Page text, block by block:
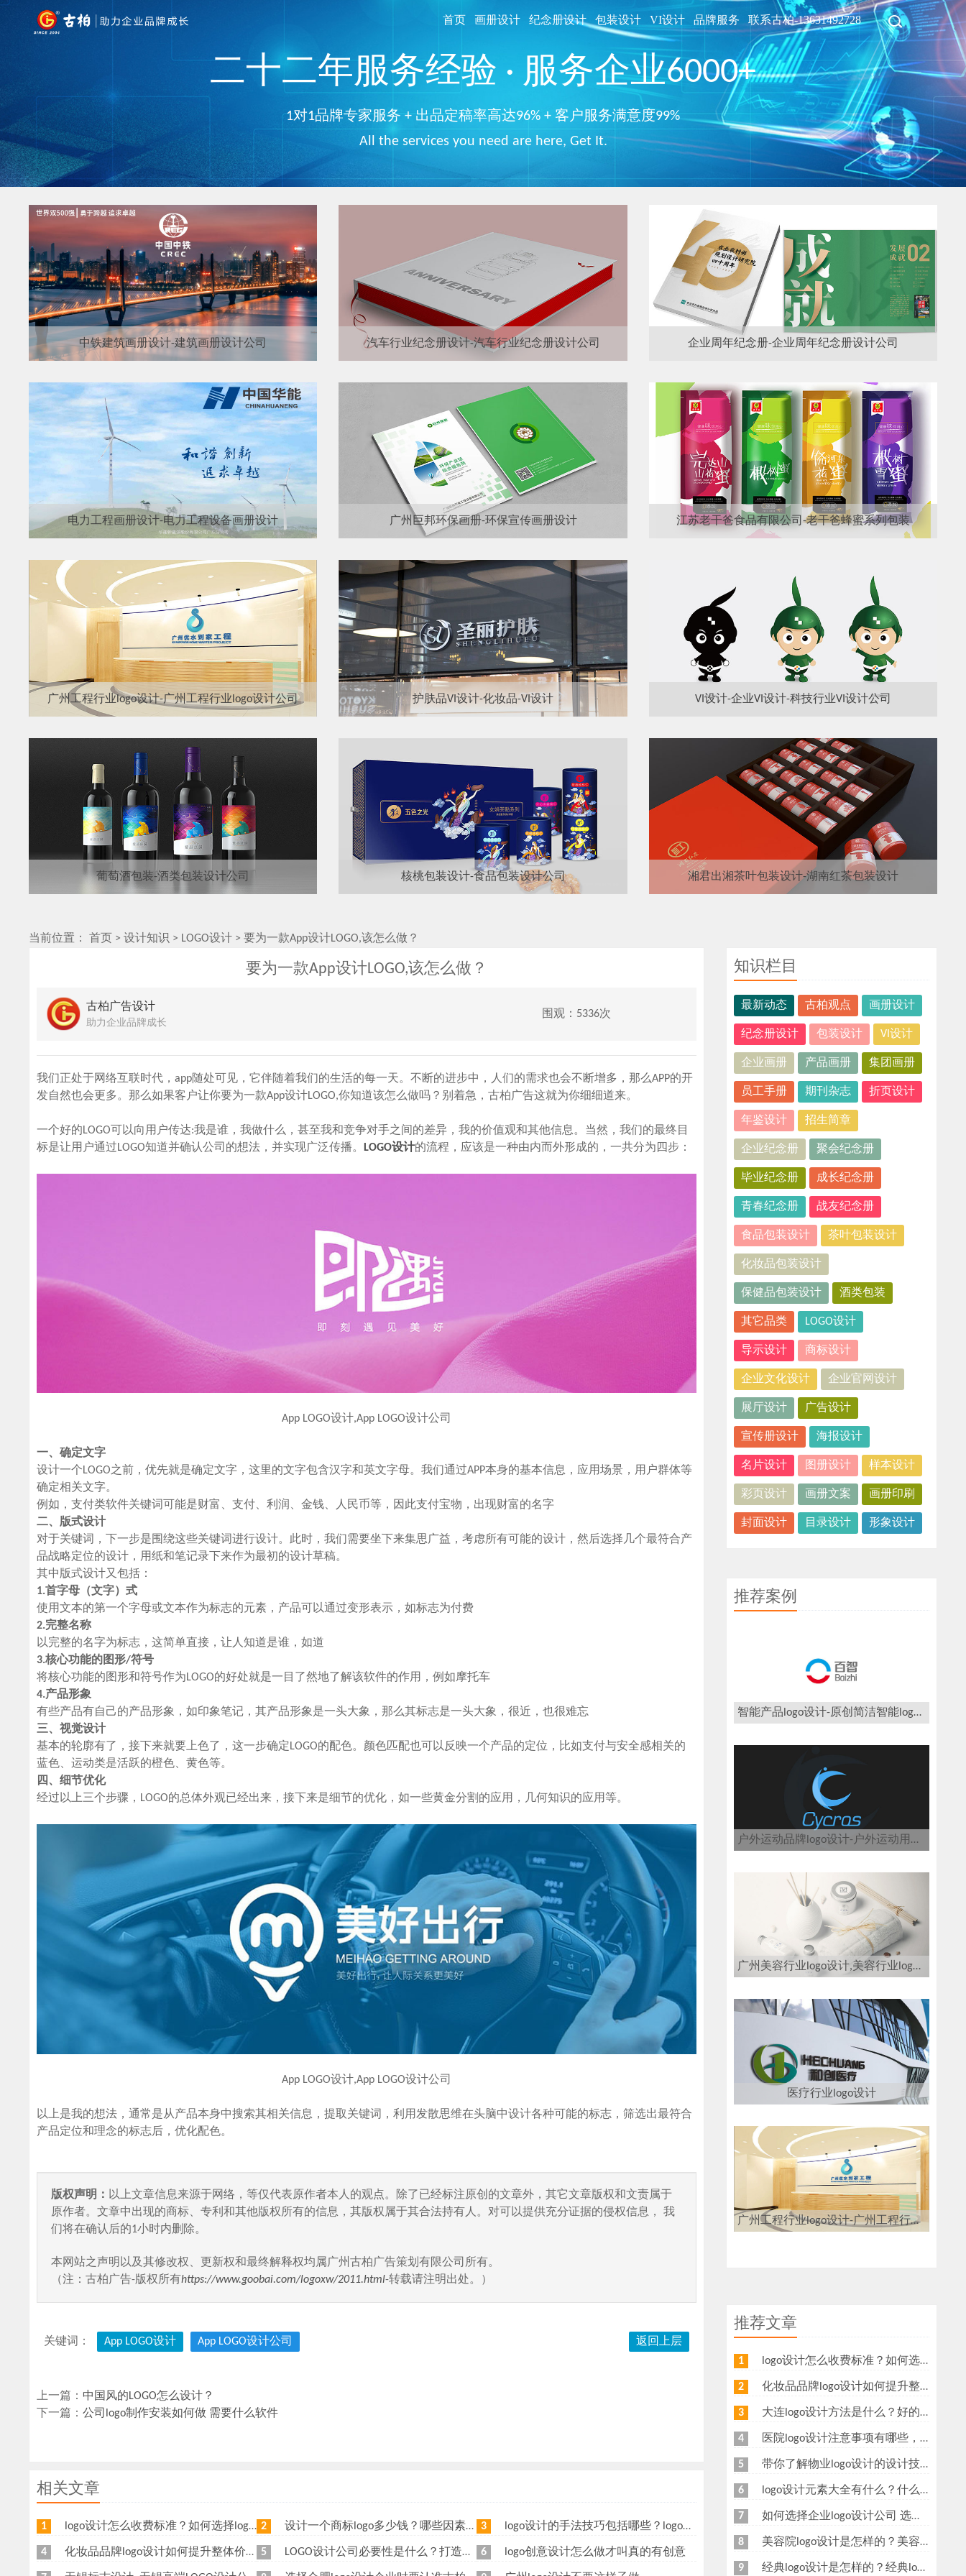
首页 画册设计 纪念册设计 包装设计 VI设计 品牌服务 联系古柏-13631492728
二十二年服务经验 · 服务企业6000+
1对1品牌专家服务 + 出品定稿率高达96% + 客户服务满意度99%
All the services you need are here, Get It.
中铁建筑画册设计-建筑画册设计公司 汽车行业纪念册设计-汽车行业纪念册设计公司 企业周年纪念册-企业周年纪念册设计公司
电力工程画册设计-电力工程设备画册设计 广州巨邦环保画册-环保宣传画册设计 江苏老干爸食品有限公司-老干爸蜂蜜系列包装
广州工程行业logo设计-广州工程行业logo设计公司 护肤品VI设计-化妆品-VI设计 VI设计-企业VI设计-科技行业VI设计公司
葡萄酒包装-酒类包装设计公司 核桃包装设计-食品包装设计公司 湘君出湘茶叶包装设计-湖南红茶包装设计
当前位置： 首页 >设计知识 > LOGO设计 >要为一款App设计LOGO,该怎么做？
要为一款App设计LOGO,该怎么做？
古柏广告设计
助力企业品牌成长
围观：5336次
我们正处于网络互联时代，app随处可见，它伴随着我们的生活的每一天。不断的进步中，人们的需求也会不断增多，那么APP的开
发自然也会更多。那么如果客户让你要为一款App设计LOGO,你知道该怎么做吗？别着急，古柏广告这就为你细细道来。
一个好的LOGO可以向用户传达:我是谁，我做什么，甚至我和竞争对手之间的差异，我的价值观和其他信息。当然，我们的最终目
标是让用户通过LOGO知道并确认公司的想法，并实现广泛传播。
LOGO设计的流程，应该是一种由内而外形成的，一共分为四步：
App LOGO设计,App LOGO设计公司
一、确定文字
设计一个LOGO之前，优先就是确定文字，这里的文字包含汉字和英文字母。我们通过APP本身的基本信息，应用场景，用户群体等
确定相关文字。
例如，支付类软件关键词可能是财富、支付、利润、金钱、人民币等，因此支付宝物，出现财富的名字
二、版式设计
对于关键词，下一步是围绕这些关键词进行设计。此时，我们需要坐下来集思广益，考虑所有可能的设计，然后选择几个最符合产
品战略定位的设计，用纸和笔记录下来作为最初的设计草稿。
其中版式设计又包括：
1.首字母（文字）式
使用文本的第一个字母或文本作为标志的元素，产品可以通过变形表示，如标志为付费
2.完整名称
以完整的名字为标志，这简单直接，让人知道是谁，如道
3.核心功能的图形/符号
将核心功能的图形和符号作为LOGO的好处就是一目了然地了解该软件的作用，例如摩托车
4.产品形象
有些产品有自己的产品形象，如印象笔记，其产品形象是一头大象，那么其标志是一头大象，很近，也很难忘
三、视觉设计
基本的轮廓有了，接下来就要上色了，这一步确定LOGO的配色。颜色匹配也可以反映一个产品的定位，比如支付与安全感相关的
蓝色、运动类是活跃的橙色、黄色等。
四、细节优化
经过以上三个步骤，LOGO的总体外观已经出来，接下来是细节的优化，如一些黄金分割的应用，几何知识的应用等。
App LOGO设计,App LOGO设计公司
以上是我的想法，通常是从产品本身中搜索其相关信息，提取关键词，利用发散思维在头脑中设计各种可能的标志，筛选出最符合
产品定位和理念的标志后，优化配色。
版权声明： 以上文章信息来源于网络，等仅代表原作者本人的观点。除了已经标注原创的文章外，其它文章版权和文责属于
原作者。文章中出现的商标、专利和其他版权所有的信息，其版权属于其合法持有人。对可以提供充分证据的侵权信息， 我
们将在确认后的1小时内删除。
本网站之声明以及其修改权、更新权和最终解释权均属广州古柏广告策划有限公司所有。
（注：古柏广告-版权所有https://www.goobai.com/logoxw/2011.html-转载请注明出处。）
关键词： App LOGO设计 App LOGO设计公司 返回上层
上一篇： 中国风的LOGO怎么设计？
下一篇：公司logo制作安装如何做 需要什么软件
相关文章
1 logo设计怎么收费标准？如何选择logo设计公司？ 2 设计一个商标logo多少钱？哪些因素会影响价格？ 3 logo设计的手法技巧包括哪些？logo设计要注意什么？
4 化妆品品牌logo设计如何提升整体价值？可以从这几个方面设计 5 LOGO设计公司必要性是什么？打造高端logo设计 6 logo创意设计怎么做才叫真的有创意
知识栏目
最新动态 古柏观点 画册设计
纪念册设计 包装设计 VI设计
企业画册 产品画册 集团画册
员工手册 期刊杂志 折页设计
年鉴设计 招生简章
企业纪念册 聚会纪念册
毕业纪念册 成长纪念册
青春纪念册 战友纪念册
食品包装设计 茶叶包装设计
化妆品包装设计
保健品包装设计 酒类包装
其它品类 LOGO设计
导示设计 商标设计
企业文化设计 企业官网设计
展厅设计 广告设计
宣传册设计 海报设计
名片设计 图册设计 样本设计
彩页设计 画册文案 画册印刷
封面设计 目录设计 形象设计
推荐案例
智能产品logo设计-原创简洁智能logo设计案例欣赏
户外运动品牌logo设计-户外运动用品logo设计公司
广州美容行业logo设计,美容行业logo设计公司
医疗行业logo设计
广州工程行业logo设计-广州工程行业logo设计公司
推荐文章
1 logo设计怎么收费标准？如何选择logo设计公司？
2 化妆品品牌logo设计如何提升整体价值？可以从这几个方面设计
3 大连logo设计方法是什么？好的logo如何设计
4 医院logo设计注意事项有哪些，医院logo设计哪家好呢？
5 带你了解物业logo设计的设计技巧
6 logo设计元素大全有什么？什么是logo设计？
7 如何选择企业logo设计公司 选择logo设计公司时要注意什么
8 美容院logo设计是怎样的？美容行业标志设计方法
9 经典logo设计是怎样的？经典logo设计标准有哪些